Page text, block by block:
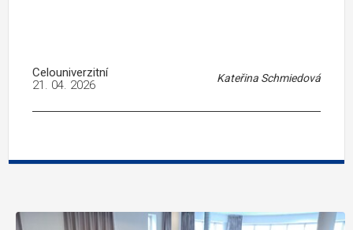
Celouniverzitní Kateřina Schmiedová
21. 04. 2026